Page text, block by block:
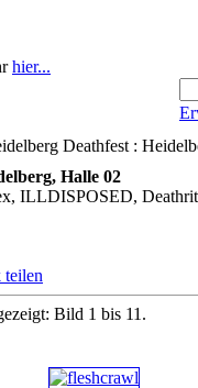
hier...
Deathfest :
Halle 02
ILLDISPOSED,
teilen
Bild 1 bis 11.